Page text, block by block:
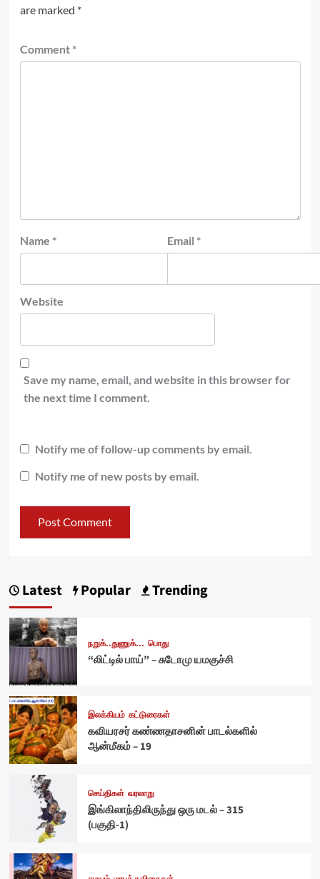
are marked *
Comment *
Name * Email *
Website
Save my name, email, and website in this browser for
the next time I comment.
Notify me of follow-up comments by email.
Notify me of new posts by email.
Latest Popular Trending
நறுக்..துணுக்... பொது
“லிட்டில் பாய்” – சுடோமு யமகுச்சி
இலக்கியம் கட்டுரைகள்
கவியரசர் கண்ணதாசனின் பாடல்களில்
ஆன்மீகம் – 19
செய்திகள் வரலாறு
இங்கிலாந்திலிருந்து ஒரு மடல் – 315
(பகுதி-1)